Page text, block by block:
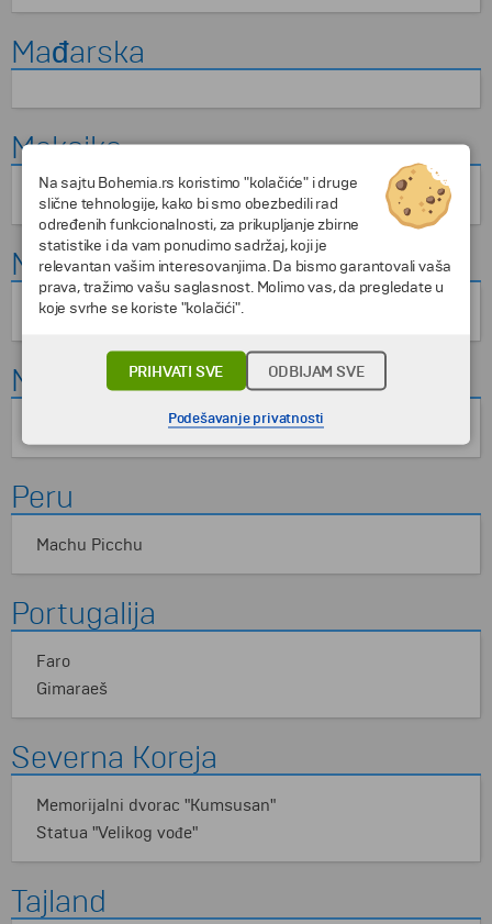
Mađarska
Meksiko
Crkva "Devica Marija Gvadalupska"
Monako
Kazino u Monte Karlu
Nemačka
Peru
Machu Picchu
Portugalija
Faro
Gimaraeš
Severna Koreja
Memorijalni dvorac "Kumsusan"
Statua "Velikog vođe"
Tajland
Na sajtu Bohemia.rs koristimo "kolačiće" i druge
slične tehnologije, kako bi smo obezbedili rad
određenih funkcionalnosti, za prikupljanje zbirne
statistike i da vam ponudimo sadržaj, koji je
relevantan vašim interesovanjima. Da bismo garantovali vaša
prava, tražimo vašu saglasnost. Molimo vas, da pregledate u
koje svrhe se koriste "kolačići".
PRIHVATI SVE ODBIJAM SVE
Podešavanje privatnosti